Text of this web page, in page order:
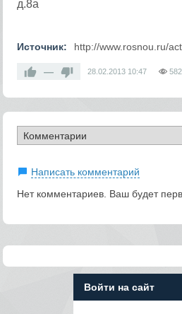
д.8а
Источник: http://www.rosnou.ru/
— 28.02.2013 10:47 582
Написать комментарий
Нет комментариев. Ваш будет
Войти на сайт